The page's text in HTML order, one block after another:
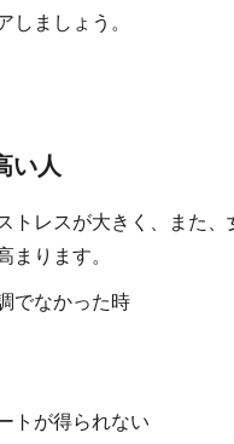
しましょう。
い人
トレスが大きく、また
まります。
でなかった時
トが得られない